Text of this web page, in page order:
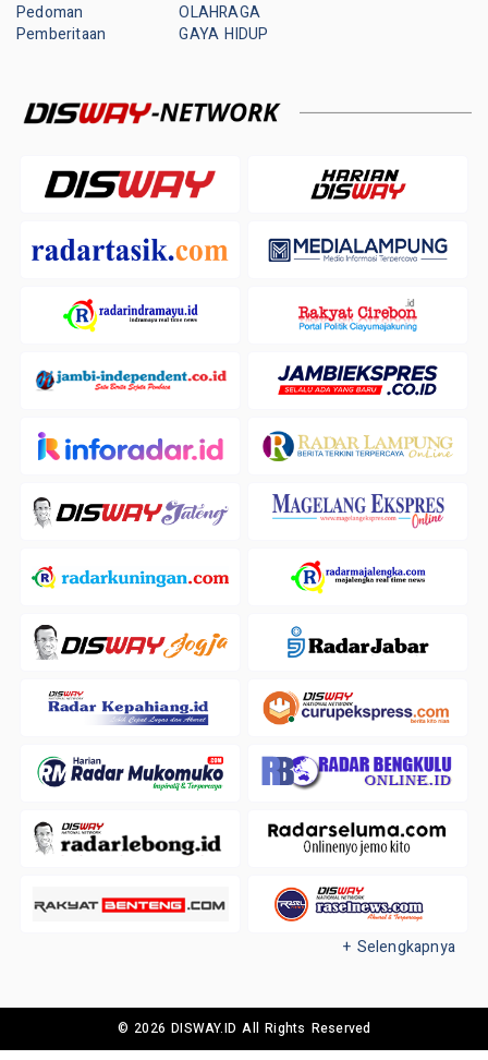
Pedoman
Pemberitaan
OLAHRAGA
GAYA HIDUP
+ Selengkapnya
© 2026 DISWAY.ID All Rights Reserved